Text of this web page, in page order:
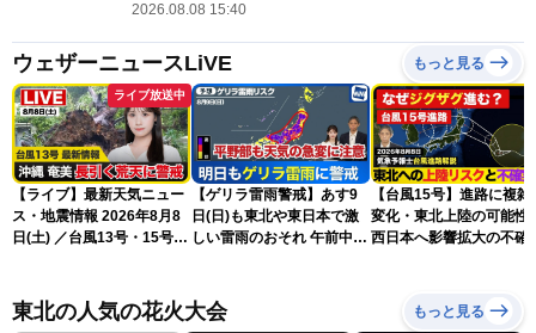
2026.08.08 15:40
ウェザーニュースLiVE もっと見る
ライブ放送中
【ライブ】最新天気ニュー
ス・地震情報 2026年8月8
日(土) ／台風13号・15号
ーニュースLiVEムーン・戸
北美月／芳野達郎〉
【ゲリラ雷雨警戒】あす9
日(日)も東北や東日本で激
しい雷雨のおそれ 午前中か
【台風15号】進路に複雑
変化・東北上陸の可能性
西日本へ影響拡大の不確
東北の人気の花火大会 もっと見る